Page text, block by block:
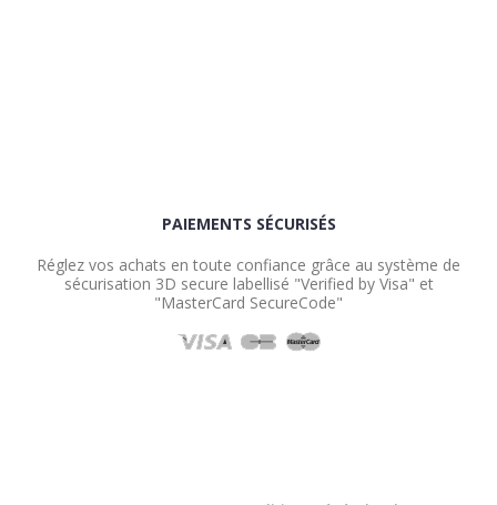
PAIEMENTS SÉCURISÉS
Réglez vos achats en toute confiance grâce au système de
sécurisation 3D secure labellisé "Verified by Visa" et
"MasterCard SecureCode"